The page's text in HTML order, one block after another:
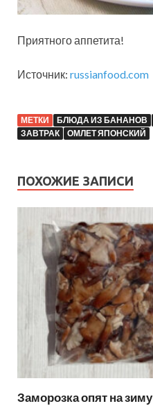
Приятного аппетита!
Источник: russianfood.com
МЕТКИ БЛЮДА ИЗ БАНАНОВ
ЗАВТРАК
ОМЛЕТ ЯПОНСКИЙ
ПОХОЖИЕ ЗАПИСИ
Заморозка опят на зиму